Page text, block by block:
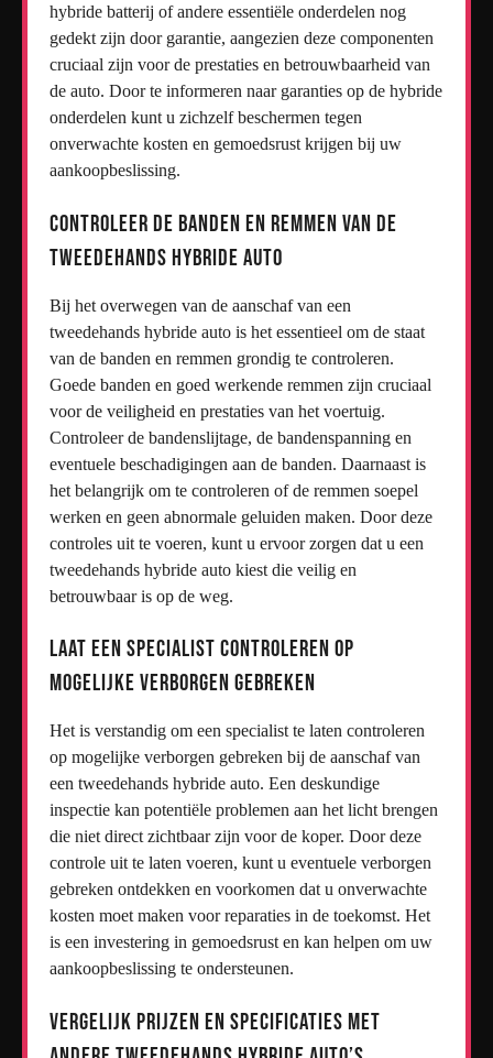
hybride batterij of andere essentiële onderdelen nog
gedekt zijn door garantie, aangezien deze componenten
cruciaal zijn voor de prestaties en betrouwbaarheid van
de auto. Door te informeren naar garanties op de hybride
onderdelen kunt u zichzelf beschermen tegen
onverwachte kosten en gemoedsrust krijgen bij uw
aankoopbeslissing.
Controleer de banden en remmen van de
tweedehands hybride auto
Bij het overwegen van de aanschaf van een
tweedehands hybride auto is het essentieel om de staat
van de banden en remmen grondig te controleren.
Goede banden en goed werkende remmen zijn cruciaal
voor de veiligheid en prestaties van het voertuig.
Controleer de bandenslijtage, de bandenspanning en
eventuele beschadigingen aan de banden. Daarnaast is
het belangrijk om te controleren of de remmen soepel
werken en geen abnormale geluiden maken. Door deze
controles uit te voeren, kunt u ervoor zorgen dat u een
tweedehands hybride auto kiest die veilig en
betrouwbaar is op de weg.
Laat een specialist controleren op
mogelijke verborgen gebreken
Het is verstandig om een specialist te laten controleren
op mogelijke verborgen gebreken bij de aanschaf van
een tweedehands hybride auto. Een deskundige
inspectie kan potentiële problemen aan het licht brengen
die niet direct zichtbaar zijn voor de koper. Door deze
controle uit te laten voeren, kunt u eventuele verborgen
gebreken ontdekken en voorkomen dat u onverwachte
kosten moet maken voor reparaties in de toekomst. Het
is een investering in gemoedsrust en kan helpen om uw
aankoopbeslissing te ondersteunen.
Vergelijk prijzen en specificaties met